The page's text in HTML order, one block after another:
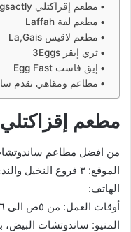
مطعم إقزاكتلي Eggsactly
مطعم لفة Laffah
مطعم لاقيس La,Gais
ثري إيقز 3Eggs
إيق فاست Egg Fast
مطاعم ومقاهي تقدم
مطعم إقزاكتلي Eggsactly
من افضل مطاعم
الموقع: ٣ فروع النخيل والندى، والمعذر
الهاتف:
أوقات العمل: من ٥ص الى ٦م
المنيو: ساندوتشات